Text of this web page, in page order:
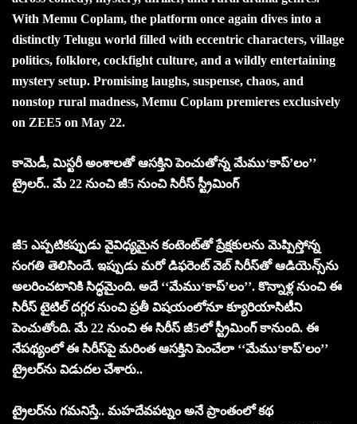
With Memu Coplam, the platform once again dives into a
distinctly Telugu world filled with eccentric characters, village
politics, folklore, cockfight culture, and a wildly entertaining
mystery setup. Promising laughs, suspense, chaos, and
nonstop rural madness, Memu Coplam premieres exclusively
on ZEE5 on May 22.
కామెడీ, మిస్టరీ అంశాల‌తో ఆస‌క్తిని పెంచుతోన్న మేము‘కాప్’లం’’
ట్రైల‌ర్‌.. మే 22 నుంచి జీ5 నుంచి సిరీస్ స్ట్రీమింగ్
జీ5 ఎప్ప‌టిక‌ప్పుడు వైవిధ్య‌మైన కంటెంట్‌తో ప్రేక్ష‌కుల‌ను మెప్పిస్తోన్న
సంగ‌తి తెలిసిందే. ఇప్పుడు మ‌రో డిఫ‌రెంట్ వెబ్ సిరీస్‌తో ఆడియెన్స్‌ను
అల‌రించ‌టానికి సిద్ధ‌మైంది. అదే ‘‘మేము‘కాప్’లం’’. కొన్నాళ్ల నుంచి ఈ
సిరీస్ టైటిల్ ద‌గ్గ‌ర నుంచి ప్ర‌తీ విషయంలోనూ క్యూరియాసిటీని
పెంచుతోంది. మే 22 నుంచి ఈ సిరీస్ జీ5లో స్ట్రీమింగ్ కానుంది. ఈ
నేప‌థ్యంలో ఈ సిరీస్‌పై మ‌రింత ఆస‌క్తిని పెంచేలా ‘‘మేము‘కాప్’లం’’
ట్రైల‌ర్‌ను విడుద‌ల చేశారు..
ట్రైల‌ర్‌ను గ‌మ‌నిస్తే.. మహదేవపట్నం అనే ప్రాంతంలో కథ